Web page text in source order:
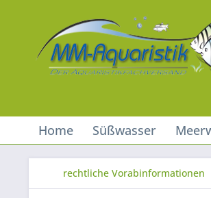
Home Süßwasser
rechtliche Vorabinformationen